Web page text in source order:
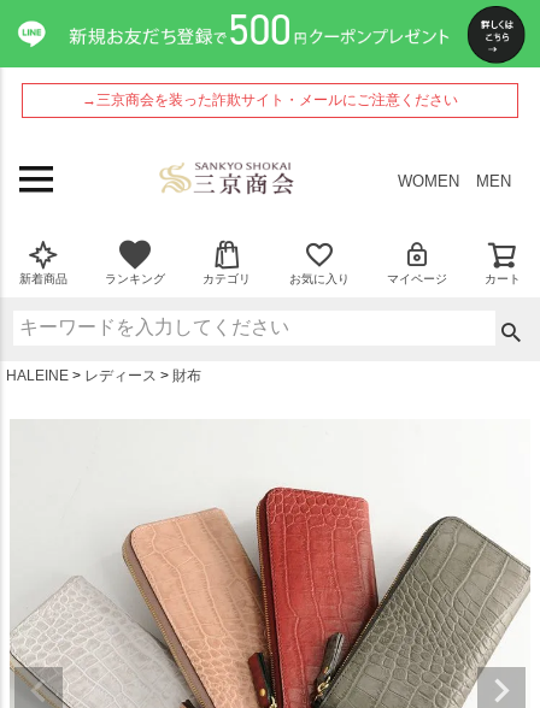
→三京商会を装った詐欺サイト・メールにご注意ください
WOMEN MEN
新着商品 ランキング カテゴリ お気に入り マイページ カート
HALEINE レディース 財布
ペー
ジト
ップ
へ